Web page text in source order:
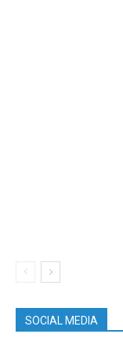
SOCIAL MEDIA